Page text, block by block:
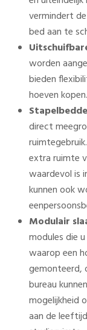
vermindert
bed aan te
worden
bieden
hoeven kopen.
direct
extra ruimte
waardevol is
kunnen ook
Modulair
modules die
waarop een
gemonteerd,
bureau
mogelijkheid
aan de